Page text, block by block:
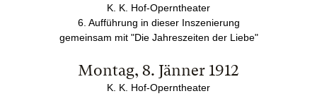
K. K. Hof-Operntheater
6. Aufführung in dieser Inszenierung
gemeinsam mit "Die Jahreszeiten der Liebe"
Montag, 8. Jänner 1912
K. K. Hof-Operntheater